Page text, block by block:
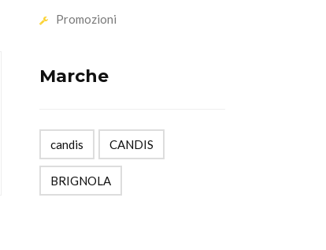
Promozioni
Marche
candis CANDIS
BRIGNOLA